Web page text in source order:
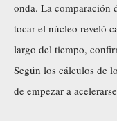
onda. La comparación
tocar el núcleo reveló
largo del tiempo,
Según los cálculos de
de empezar a